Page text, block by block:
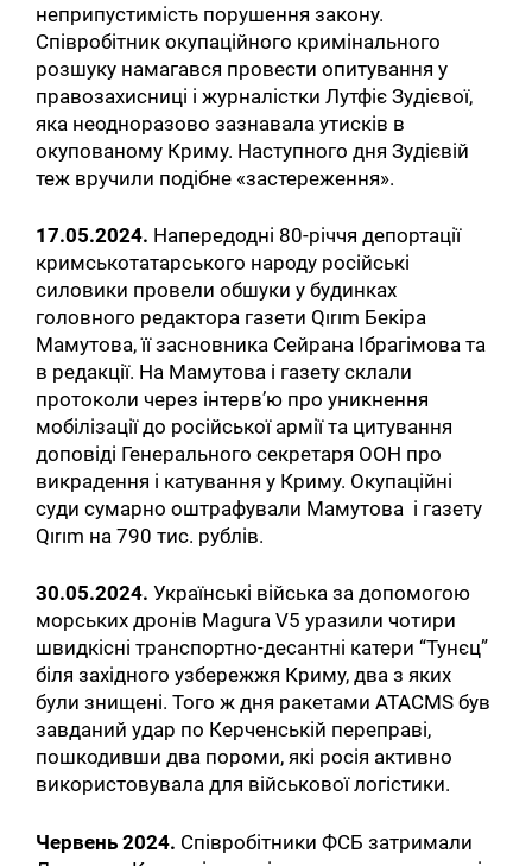
неприпустимість порушення закону.
Співробітник окупаційного кримінального
розшуку намагався провести опитування у
правозахисниці і журналістки Лутфіє Зудієвої,
яка неодноразово зазнавала утисків в
окупованому Криму. Наступного дня Зудієвій
теж вручили подібне «застереження».
17.05.2024. Напередодні 80-річчя депортації
кримськотатарського народу російські
силовики провели обшуки у будинках
головного редактора газети Qırım Бекіра
Мамутова, її засновника Сейрана Ібрагімова та
в редакції. На Мамутова і газету склали
протоколи через інтерв’ю про уникнення
мобілізації до російської армії та цитування
доповіді Генерального секретаря ООН про
викрадення і катування у Криму. Окупаційні
суди сумарно оштрафували Мамутова і газету
Qırım на 790 тис. рублів.
30.05.2024. Українські війська за допомогою
морських дронів Magura V5 уразили чотири
швидкісні транспортно-десантні катери “Тунєц”
біля західного узбережжя Криму, два з яких
були знищені. Того ж дня ракетами ATACMS був
завданий удар по Керченській переправі,
пошкодивши два пороми, які росія активно
використовувала для військової логістики.
Червень 2024. Співробітники ФСБ затримали